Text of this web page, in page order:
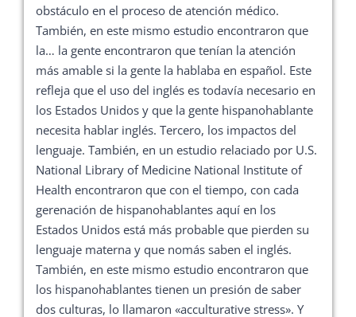
obstáculo en el proceso de atención médico.
También, en este mismo estudio encontraron que
la… la gente encontraron que tenían la atención
más amable si la gente la hablaba en español. Este
refleja que el uso del inglés es todavía necesario en
los Estados Unidos y que la gente hispanohablante
necesita hablar inglés. Tercero, los impactos del
lenguaje. También, en un estudio relaciado por U.S.
National Library of Medicine National Institute of
Health encontraron que con el tiempo, con cada
gerenación de hispanohablantes aquí en los
Estados Unidos está más probable que pierden su
lenguaje materna y que nomás saben el inglés.
También, en este mismo estudio encontraron que
los hispanohablantes tienen un presión de saber
dos culturas, lo llamaron «acculturative stress». Y